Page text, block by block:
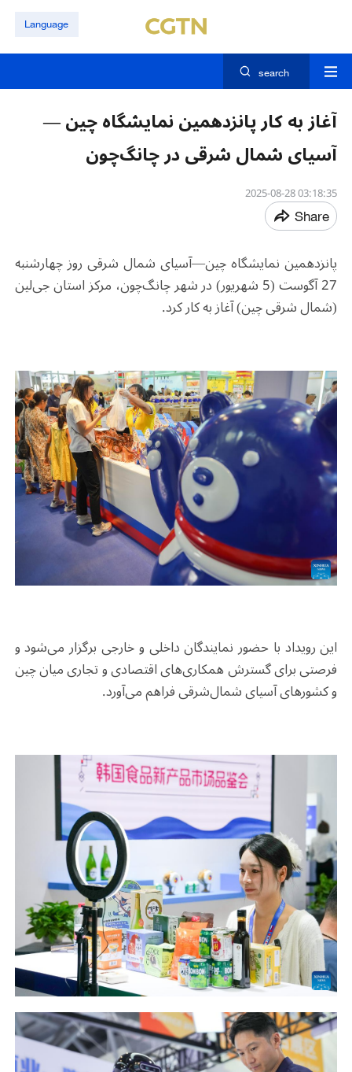
Language
search
آغاز به کار پانزدهمین نمایشگاه چین —
آسیای شمال ‌شرقی در چانگ‌چون
03:18:35 2025-08-28
Share
پانزدهمین نمایشگاه چین—آسیای شمال ‌شرقی روز چهارشنبه
27 آگوست (5 شهریور) در شهر چانگ‌چون، مرکز استان جی‌لین
(شمال ‌شرقی چین) آغاز به کار کرد.
این رویداد با حضور نمایندگان داخلی و خارجی برگزار می‌شود و
فرصتی برای گسترش همکاری‌های اقتصادی و تجاری میان چین
و کشورهای آسیای شمال‌شرقی فراهم می‌آورد.